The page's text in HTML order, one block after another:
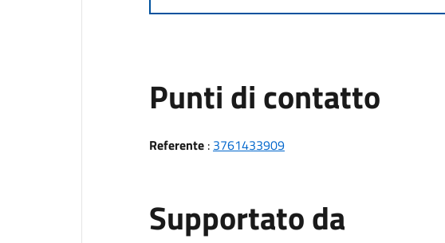
Punti di contatto
Referente: 3761433909
Supportato da